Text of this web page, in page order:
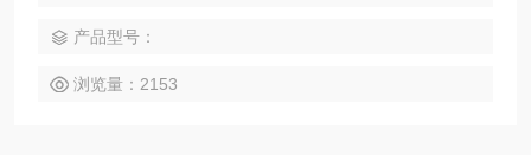
产品型号：
浏览量：2153